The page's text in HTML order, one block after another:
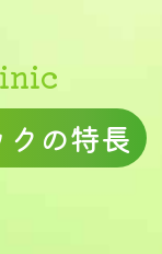
の特長